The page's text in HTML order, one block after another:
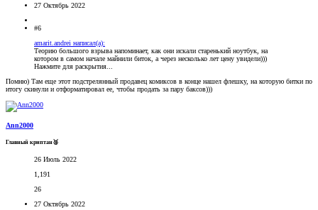
27 Октябрь 2022
#6
amarit.andrei написал(а):
Теорию большого взрыва напоминает, как они искали старенький ноутбук, на
котором в самом начале майнили биток, а через несколько лет цену увидели)))
Нажмите для раскрытия...
Помню) Там еще этот подстрелянный продавец комиксов в конце нашел флешку, на которую битки по
итогу скинули и отформатировал ее, чтобы продать за пару баксов)))
Ann2000
Главный криптан🥈
26 Июль 2022
1,191
26
27 Октябрь 2022